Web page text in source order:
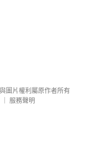
圖片權利屬原作者所有
服務聲明